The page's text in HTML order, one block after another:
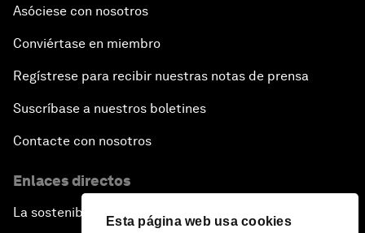
Esta página web usa cookies
Asóciese con nosotros
Conviértase en miembro
Regístrese para recibir nuestras notas de prensa
Suscríbase a nuestros boletines
Contacte con nosotros
Enlaces directos
La sostenibilidad en el Foro